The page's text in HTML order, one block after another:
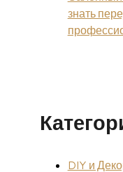
знать
DIY и